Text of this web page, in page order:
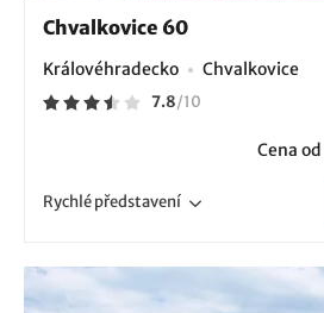
Chvalkovice 60
Královéhradecko Chvalkovice
7.8/10
Cena od
Rychlépředstavení